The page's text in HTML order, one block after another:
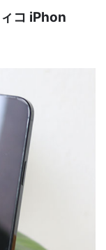
コ iPhon